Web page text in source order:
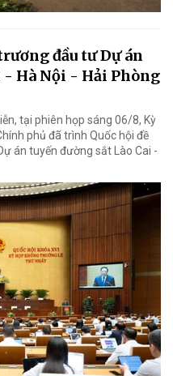
đầu tư Dự án
- Hà Nội - Hải Phòng
tại phiên họp sáng 06/8, Kỳ
phủ đã trình Quốc hội đề
án tuyến đường sắt Lào Cai -